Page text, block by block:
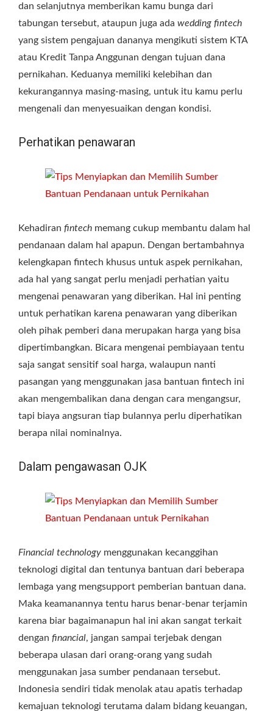
dan selanjutnya memberikan kamu bunga dari
tabungan tersebut, ataupun juga ada wedding fintech
yang sistem pengajuan dananya mengikuti sistem KTA
atau Kredit Tanpa Anggunan dengan tujuan dana
pernikahan. Keduanya memiliki kelebihan dan
kekurangannya masing-masing, untuk itu kamu perlu
mengenali dan menyesuaikan dengan kondisi.
Perhatikan penawaran
Kehadiran fintech memang cukup membantu dalam hal
pendanaan dalam hal apapun. Dengan bertambahnya
kelengkapan fintech khusus untuk aspek pernikahan,
ada hal yang sangat perlu menjadi perhatian yaitu
mengenai penawaran yang diberikan. Hal ini penting
untuk perhatikan karena penawaran yang diberikan
oleh pihak pemberi dana merupakan harga yang bisa
dipertimbangkan. Bicara mengenai pembiayaan tentu
saja sangat sensitif soal harga, walaupun nanti
pasangan yang menggunakan jasa bantuan fintech ini
akan mengembalikan dana dengan cara mengangsur,
tapi biaya angsuran tiap bulannya perlu diperhatikan
berapa nilai nominalnya.
Dalam pengawasan OJK
Financial technology menggunakan kecanggihan
teknologi digital dan tentunya bantuan dari beberapa
lembaga yang mengsupport pemberian bantuan dana.
Maka keamanannya tentu harus benar-benar terjamin
karena biar bagaimanapun hal ini akan sangat terkait
dengan financial, jangan sampai terjebak dengan
beberapa ulasan dari orang-orang yang sudah
menggunakan jasa sumber pendanaan tersebut.
Indonesia sendiri tidak menolak atau apatis terhadap
kemajuan teknologi terutama dalam bidang keuangan,